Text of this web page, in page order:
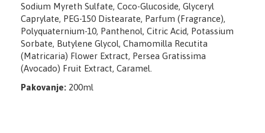
Sodium Myreth Sulfate, Coco-Glucoside, Glyceryl
Caprylate, PEG-150 Distearate, Parfum (Fragrance),
Polyquaternium-10, Panthenol, Citric Acid, Potassium
Sorbate, Butylene Glycol, Chamomilla Recutita
(Matricaria) Flower Extract, Persea Gratissima
(Avocado) Fruit Extract, Caramel.
Pakovanje: 200ml